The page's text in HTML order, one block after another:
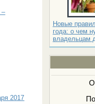
Новые
года: о чем
владельцам
–
2017